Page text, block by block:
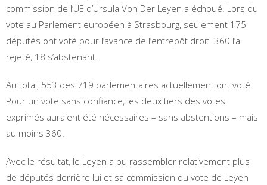
commission de l’UE d’Ursula Von Der Leyen a échoué. Lors du
vote au Parlement européen à Strasbourg, seulement 175
députés ont voté pour l’avance de l’entrepôt droit. 360 l’a
rejeté, 18 s’abstenant.
Au total, 553 des 719 parlementaires actuellement ont voté.
Pour un vote sans confiance, les deux tiers des votes
exprimés auraient été nécessaires – sans abstentions – mais
au moins 360.
Avec le résultat, le Leyen a pu rassembler relativement plus
de députés derrière lui et sa commission du vote de Leyen